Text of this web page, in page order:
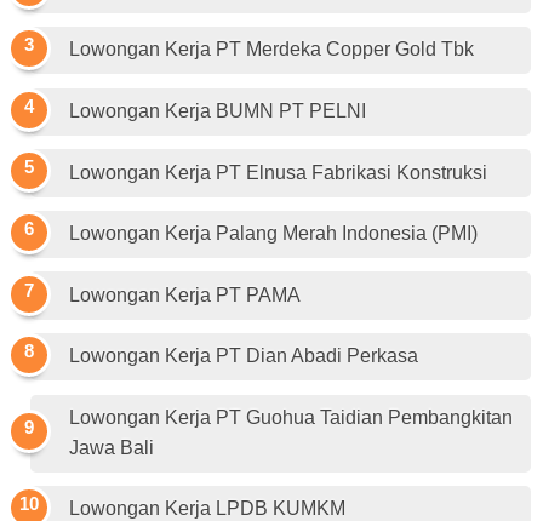
Lowongan Kerja PT Merdeka Copper Gold Tbk
Lowongan Kerja BUMN PT PELNI
Lowongan Kerja PT Elnusa Fabrikasi Konstruksi
Lowongan Kerja Palang Merah Indonesia (PMI)
Lowongan Kerja PT PAMA
Lowongan Kerja PT Dian Abadi Perkasa
Lowongan Kerja PT Guohua Taidian Pembangkitan
Jawa Bali
Lowongan Kerja LPDB KUMKM